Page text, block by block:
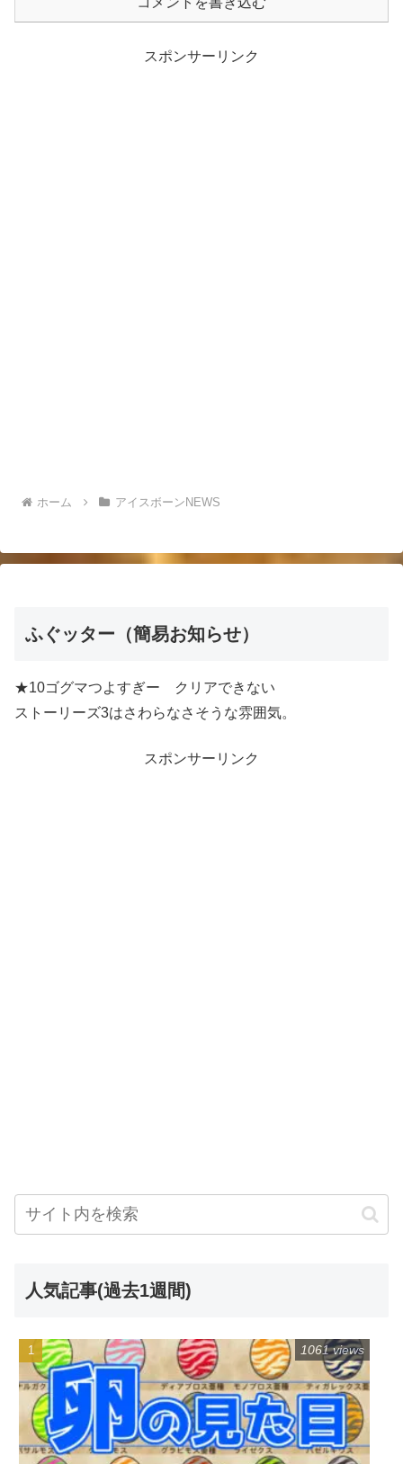
スポンサーリンク
ホーム アイスボーンNEWS
ふぐッター（簡易お知らせ）
★10ゴグマつよすぎー クリアできない
ストーリーズ3はさわらなさそうな雰囲気。
スポンサーリンク
人気記事(過去1週間)
1061 views